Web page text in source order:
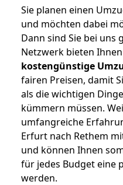
Sie planen einen
und möchten dabei
Dann sind Sie bei uns
Netzwerk bieten Ihnen
kostengünstige
fairen Preisen, damit
als die wichtigen
kümmern müssen.
umfangreiche
Erfurt nach Rethem
und können Ihnen
für jedes Budget eine
werden.